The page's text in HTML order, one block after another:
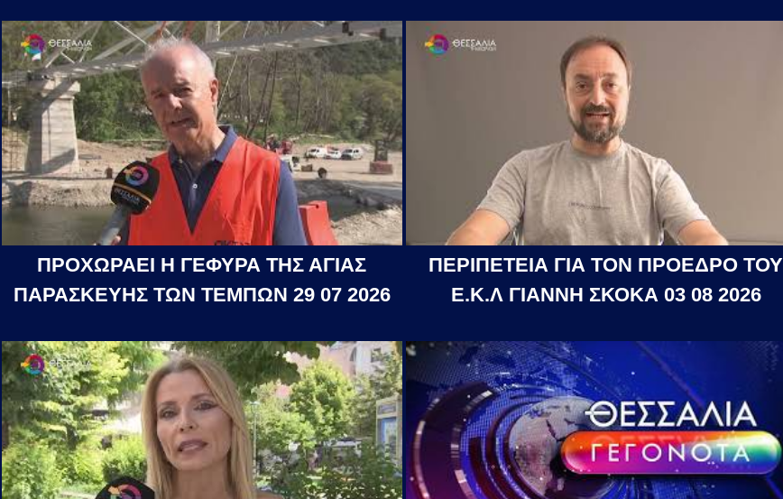
ΠΡΟΧΩΡΑΕΙ Η ΓΕΦΥΡΑ ΤΗΣ ΑΓΙΑΣ
ΠΑΡΑΣΚΕΥΗΣ ΤΩΝ ΤΕΜΠΩΝ 29 07 2026
ΠΕΡΙΠΕΤΕΙΑ ΓΙΑ ΤΟΝ ΠΡΟΕΔΡΟ ΤΟΥ
Ε.Κ.Λ ΓΙΑΝΝΗ ΣΚΟΚΑ 03 08 2026